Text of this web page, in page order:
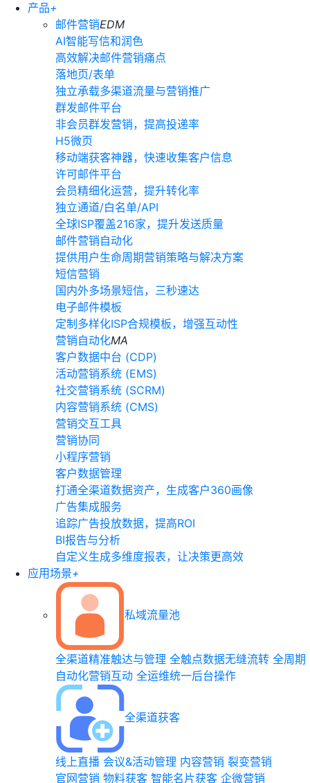
产品+
邮件营销EDM
AI智能写信和润色
高效解决邮件营销痛点
落地页/表单
独立承载多渠道流量与营销推广
群发邮件平台
非会员群发营销，提高投递率
H5微页
移动端获客神器，快速收集客户信息
许可邮件平台
会员精细化运营，提升转化率
独立通道/白名单/API
全球ISP覆盖216家，提升发送质量
邮件营销自动化
提供用户生命周期营销策略与解决方案
短信营销
国内外多场景短信，三秒速达
电子邮件模板
定制多样化ISP合规模板，增强互动性
营销自动化MA
客户数据中台 (CDP)
活动营销系统 (EMS)
社交营销系统 (SCRM)
内容营销系统 (CMS)
营销交互工具
营销协同
小程序营销
客户数据管理
打通全渠道数据资产，生成客户360画像
广告集成服务
追踪广告投放数据，提高ROI
BI报告与分析
自定义生成多维度报表，让决策更高效
应用场景+
私域流量池
全渠道精准触达与管理 全触点数据无缝流转 全周期
自动化营销互动 全运维统一后台操作
全渠道获客
线上直播 会议&活动管理 内容营销 裂变营销
官网营销 物料获客 智能名片获客 企微营销